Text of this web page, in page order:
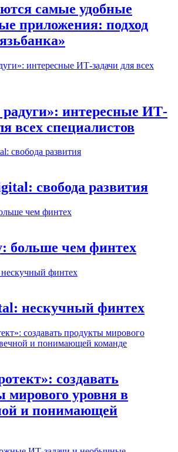
самые удобные
приложения: подход
интересные ИТ-
всех специалистов
свобода развития
больше чем финтех
нескучный финтех
создавать
мирового уровня в
и понимающей